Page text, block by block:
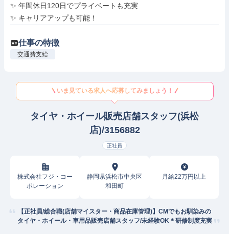
✨ 年間休日120日でプライベートも充実
✨ キャリアアップも可能！
仕事の特徴
交通費支給
いま見ている求人へ応募してみましょう！
タイヤ・ホイール販売店舗スタッフ(浜松
店)/3156882
正社員
株式会社フジ・コー
ポレーション
静岡県浜松市中央区
和田町
月給22万円以上
【正社員/総合職(店舗マイスター・商品在庫管理)】CMでもお馴染みの
タイヤ・ホイール・車用品販売店舗スタッフ/未経験OK＊研修制度充実